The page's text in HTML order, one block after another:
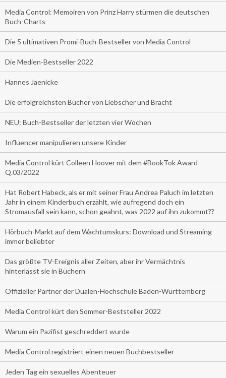
Media Control: Memoiren von Prinz Harry stürmen die deutschen
Buch-Charts
Die 5 ultimativen Promi-Buch-Bestseller von Media Control
Die Medien-Bestseller 2022
Hannes Jaenicke
Die erfolgreichsten Bücher von Liebscher und Bracht
NEU: Buch-Bestseller der letzten vier Wochen
Influencer manipulieren unsere Kinder
Media Control kürt Colleen Hoover mit dem #BookTok Award
Q.03/2022
Hat Robert Habeck, als er mit seiner Frau Andrea Paluch im letzten
Jahr in einem Kinderbuch erzählt, wie aufregend doch ein
Stromausfall sein kann, schon geahnt, was 2022 auf ihn zukommt??
Hörbuch-Markt auf dem Wachtumskurs: Download und Streaming
immer beliebter
Das größte TV-Ereignis aller Zeiten, aber ihr Vermächtnis
hinterlässt sie in Büchern
Offizieller Partner der Dualen-Hochschule Baden-Württemberg
Media Control kürt den Sommer-Beststeller 2022
Warum ein Pazifist geschreddert wurde
Media Control registriert einen neuen Buchbestseller
Jeden Tag ein sexuelles Abenteuer